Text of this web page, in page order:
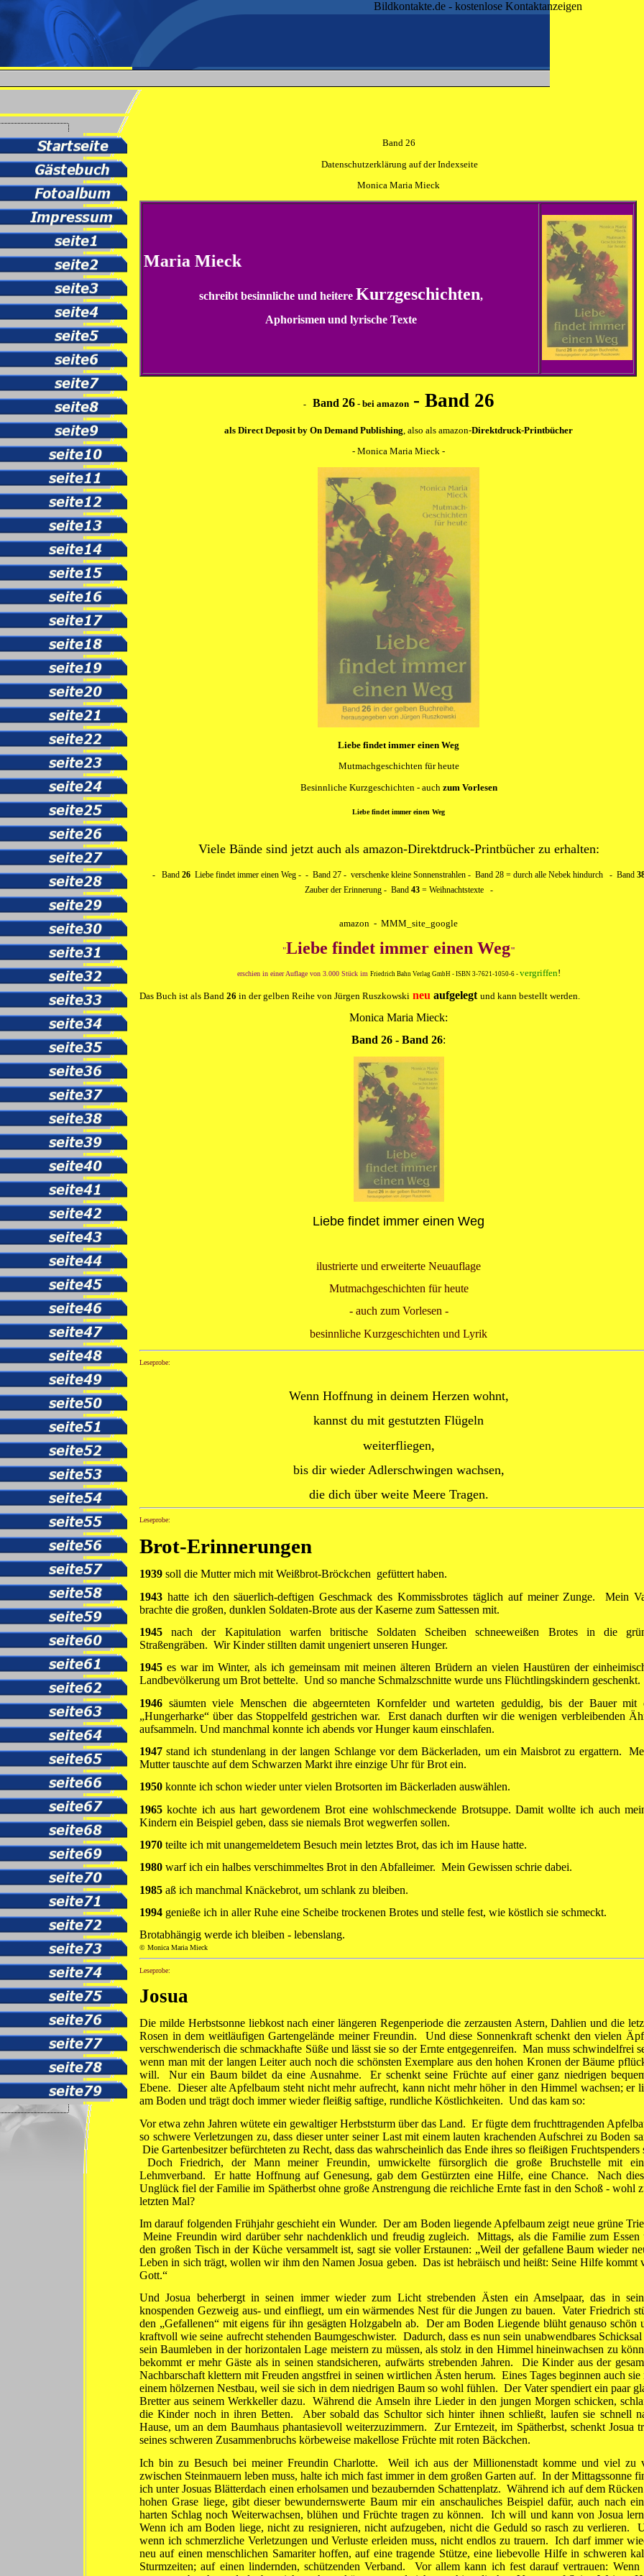
Band 26
Datenschutzerklärung auf der Indexseite
Monica Maria Mieck
Monica Maria Mieck
schreibt besinnliche und heitere Kurzgeschichten,
Aphorismen und lyrische Texte
- Band 26- bei amazon - Band 26
als Direct Deposit by On Demand Publishing, also als amazon-Direktdruck-Printbücher
- Monica Maria Mieck -
Liebe findet immer einen Weg
Mutmachgeschichten für heute
Besinnliche Kurzgeschichten - auch zum Vorlesen
Liebe findet immer einen Weg
Viele Bände sind jetzt auch als amazon-Direktdruck-Printbücher zu erhalten:
- Band 26Liebe findet immer einen Weg - - Band 27- verschenke kleine Sonnenstrahlen - Band 28= durch alle Nebek hindurch - Band
Zauber der Erinnerung - Band 43= Weihnachtstexte -
amazon - MMM_site_google
"Liebe findet immer einen Weg"
erschien in einer Auflage von 3.000 Stück im Friedrich Bahn Verlag GmbH - ISBN 3-7621-1050-6 - vergriffen!
Das Buch ist als Band 26 in der gelben Reihe von Jürgen Ruszkowski neu aufgelegt und kann bestellt werden.
Monica Maria Mieck:
Band 26 - Band 26:
Liebe findet immer einen Weg
ilustrierte und erweiterte Neuauflage
Mutmachgeschichten für heute
- auch zum Vorlesen -
besinnliche Kurzgeschichten und Lyrik
Leseprobe:
Wenn Hoffnung in deinem Herzen wohnt,
kannst du mit gestutzten Flügeln
weiterfliegen,
bis dir wieder Adlerschwingen wachsen,
die dich über weite Meere Tragen.
Leseprobe:
Brot-Erinnerungen
1939 soll die Mutter mich mit Weißbrot-Bröckchen gefüttert haben.
1943 hatte ich den säuerlich-deftigen Geschmack des Kommissbrotes täglich auf meiner Zunge. Mein
brachte die großen, dunklen Soldaten-Brote aus der Kaserne zum Sattessen mit.
1945 nach der Kapitulation warfen britische Solda­ten Scheiben schneeweißen Brotes in die
Straßengräben. Wir Kinder stillten damit unge­niert unseren Hunger.
1945 es war im Winter, als ich gemeinsam mit mei­nen älteren Brüdern an vielen Haustüren der
Landbevölkerung um Brot bettelte. Und so manche Schmalzschnitte wurde uns Flüchtlingskindern geschenkt.
1946 säumten viele Menschen die abgeernteten Kornfelder und warteten geduldig, bis der Bauer mit
„Hungerharke“ über das Stoppelfeld ge­strichen war. Erst danach durften wir die wenigen verbleibenden
aufsammeln. Und manchmal konnte ich abends vor Hunger kaum einschlafen.
1947 stand ich stundenlang in der langen Schlange vor dem Bäckerladen, um ein Maisbrot zu ergat­tern.
Mutter tauschte auf dem Schwarzen Markt ihre einzige Uhr für Brot ein.
1950 konnte ich schon wieder unter vielen Brot­sorten im Bäckerladen auswählen.
1965 kochte ich aus hart gewordenem Brot eine wohlschmeckende Brotsuppe. Damit wollte ich auch
Kindern ein Beispiel geben, dass sie niemals Brot wegwerfen sollen.
1970 teilte ich mit unangemeldetem Besuch mein letztes Brot, das ich im Hause hatte.
1980 warf ich ein halbes verschimmeltes Brot in den Abfalleimer. Mein Gewissen schrie dabei.
1985 aß ich manchmal Knäckebrot, um schlank zu bleiben.
1994 genieße ich in aller Ruhe eine Scheibe trocke­nen Brotes und stelle fest, wie köstlich sie schmeckt.
Brotabhängig werde ich bleiben - lebenslang.
© Monica Maria Mieck
Leseprobe:
Josua
Die milde Herbstsonne liebkost nach einer länge­ren Regenperiode die zerzausten Astern, Dahlien und die
Rosen in dem weitläufigen Garten­gelände meiner Freundin. Und diese Sonnenkraft schenkt den vielen
verschwenderisch die schmackhafte Süße und lässt sie so der Ernte entgegenreifen. Man muss schwindelfrei
wenn man mit der langen Leiter auch noch die schönsten Exemplare aus den hohen Kronen der Bäume
will. Nur ein Baum bildet da eine Aus­nahme. Er schenkt seine Früchte auf einer ganz niedrigen
Ebene. Dieser alte Apfelbaum steht nicht mehr aufrecht, kann nicht mehr höher in den Himmel wachsen; er
am Boden und trägt doch immer wieder fleißig saftige, rundliche Köstlichkeiten. Und das kam so:
Vor etwa zehn Jahren wütete ein gewaltiger Herbststurm über das Land. Er fügte dem frucht­tragenden
so schwere Verletzungen zu, dass dieser unter seiner Last mit einem lauten krachenden Aufschrei zu Boden
Die Garten­besitzer befürchteten zu Recht, dass das wahr­scheinlich das Ende ihres so fleißigen Fruchtspen­ders
Doch Friedrich, der Mann meiner Freun­din, umwickelte fürsorglich die große Bruchstelle mit
Lehmverband. Er hatte Hoffnung auf Genesung, gab dem Gestürzten eine Hilfe, eine Chance. Nach
Unglück fiel der Familie im Spätherbst ohne große Anstrengung die reichliche Ernte fast in den Schoß - wohl
letzten Mal?
Im darauf folgenden Frühjahr geschieht ein Wun­der. Der am Boden liegende Apfelbaum zeigt neue grüne
Meine Freundin wird darüber sehr nachdenklich und freudig zugleich. Mittags, als die Familie zum Essen
den großen Tisch in der Küche versammelt ist, sagt sie voller Erstaunen: „Weil der gefallene Baum wieder
Leben in sich trägt, wollen wir ihm den Namen Josua geben. Das ist hebräisch und heißt: Seine Hilfe kommt
Gott.“
Und Josua beherbergt in seinen immer wieder zum Licht strebenden Ästen ein Amselpaar, das in
knospenden Gezweig aus- und einfliegt, um ein wärmendes Nest für die Jungen zu bauen. Va­ter Friedrich
den „Gefallenen“ mit eigens für ihn gesägten Holzgabeln ab. Der am Boden Liegende blüht genauso schön
kraftvoll wie seine aufrecht stehenden Baumgeschwister. Da­durch, dass es nun sein unabwendbares Schicksal
sein Baumleben in der horizontalen Lage mei­stern zu müssen, als stolz in den Himmel hinein­wachsen zu
bekommt er mehr Gäste als in seinen standsicheren, aufwärts strebenden Jahren. Die Kinder aus der
Nachbarschaft klet­tern mit Freuden angstfrei in seinen wirtlichen Ästen herum. Eines Tages beginnen auch sie
einem hölzernen Nestbau, weil sie sich in dem niedrigen Baum so wohl fühlen. Der Vater spen­diert ein paar
Bretter aus seinem Werkkeller dazu. Während die Amseln ihre Lieder in den jun­gen Morgen schicken,
die Kinder noch in ihren Betten. Aber sobald das Schultor sich hinter ihnen schließt, laufen sie schnell
Hause, um an dem Baumhaus phantasievoll weiterzuzimmern. Zur Erntezeit, im Spätherbst, schenkt Josua
seines schweren Zusammenbruchs körbeweise makellose Früchte mit roten Bäckchen.
Ich bin zu Besuch bei meiner Freundin Charlotte. Weil ich aus der Millionenstadt komme und viel zu
zwischen Steinmauern leben muss, halte ich mich fast immer in dem großen Garten auf. In der Mittagssonne
ich unter Josuas Blätterdach einen erholsamen und bezaubernden Schatten­platz. Während ich auf dem
hohen Grase liege, gibt dieser bewundernswerte Baum mir ein anschauliches Beispiel dafür, auch nach
harten Schlag noch Weiterwachsen, blühen und Früchte tragen zu können. Ich will und kann von Josua
Wenn ich am Boden liege, nicht zu resignieren, nicht aufzugeben, nicht die Geduld so rasch zu verlieren.
wenn ich schmerzliche Verletzungen und Verluste erleiden muss, nicht endlos zu trauern. Ich darf immer
neu auf einen menschlichen Samariter hoffen, auf eine tra­gende Stütze, eine liebevolle Hilfe in schweren
Sturmzeiten; auf einen lindernden, schützen­den Verband. Vor allem kann ich fest darauf vertrauen: Wenn
Bildkontakte.de - kostenlose Kontaktanzeigen